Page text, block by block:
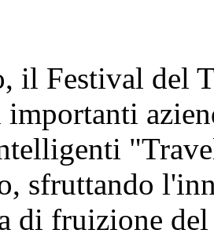
il Festival del
sfruttando
di fruizione